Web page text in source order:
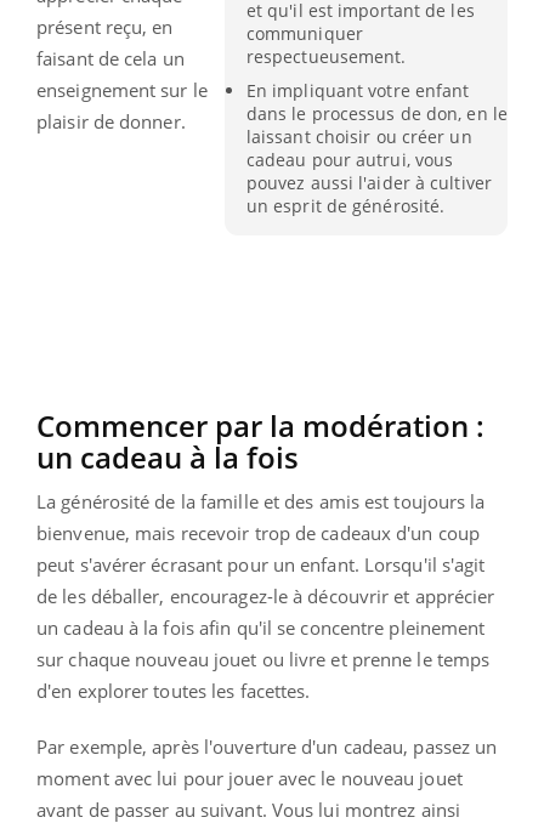
et qu'il est important de les
communiquer
respectueusement.
En impliquant votre enfant
dans le processus de don, en le
laissant choisir ou créer un
cadeau pour autrui, vous
pouvez aussi l'aider à cultiver
un esprit de générosité.
présent reçu, en
faisant de cela un
enseignement sur le
plaisir de donner.
Commencer par la modération :
un cadeau à la fois
La générosité de la famille et des amis est toujours la
bienvenue, mais recevoir trop de cadeaux d'un coup
peut s'avérer écrasant pour un enfant. Lorsqu'il s'agit
de les déballer, encouragez-le à découvrir et apprécier
un cadeau à la fois afin qu'il se concentre pleinement
sur chaque nouveau jouet ou livre et prenne le temps
d'en explorer toutes les facettes.
Par exemple, après l'ouverture d'un cadeau, passez un
moment avec lui pour jouer avec le nouveau jouet
avant de passer au suivant. Vous lui montrez ainsi